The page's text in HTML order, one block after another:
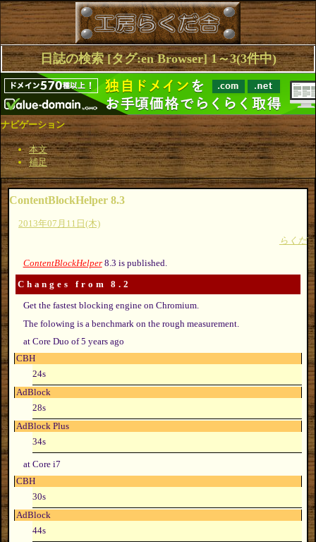
日誌の検索 [タグ:en Browser] 1～3(3件中)
ナビゲーション
本文
補足
ContentBlockHelper 8.3
2013年07月11日(木)
らくだ
ContentBlockHelper8.3 is published.
Changes from 8.2
Get the fastest blocking engine on Chromium.
The folowing is a benchmark on the rough measurement.
at Core Duo of 5 years ago
CBH
24s
AdBlock
28s
AdBlock Plus
34s
at Core i7
CBH
30s
AdBlock
44s